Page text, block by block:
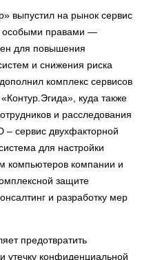
выпустил на рынок сервис
особыми правами —
для повышения
и снижения риска
комплекс сервисов
куда также
и расследования
– сервис двухфакторной
для настройки
компьютеров компании и
защите
и разработку мер
предотвратить
утечку конфиденциальной